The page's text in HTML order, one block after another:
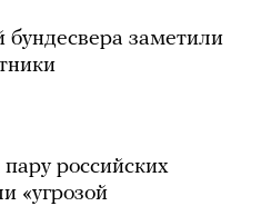
заметили
российских
«угрозой